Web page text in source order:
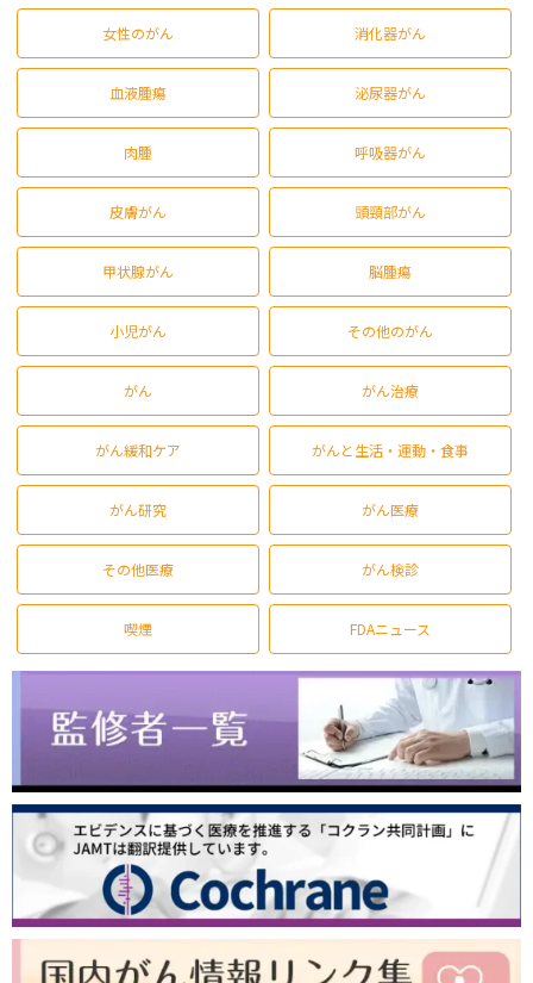
女性のがん 消化器がん
血液腫瘍 泌尿器がん
肉腫 呼吸器がん
皮膚がん 頭頸部がん
甲状腺がん 脳腫瘍
小児がん その他のがん
がん がん治療
がん緩和ケア がんと生活・運動・食事
がん研究 がん医療
その他医療 がん検診
喫煙 FDAニュース